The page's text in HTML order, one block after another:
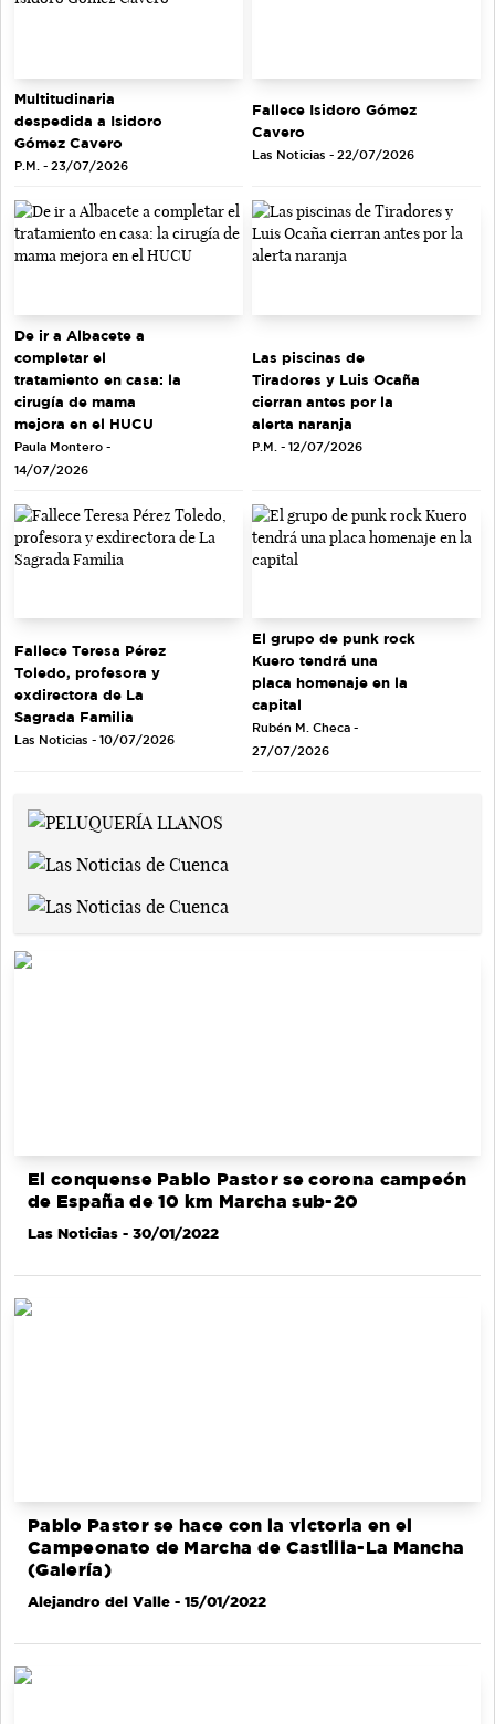
Multitudinaria
despedida a Isidoro
Gómez Cavero
P.M. - 23/07/2026
Fallece Isidoro Gómez
Cavero
Las Noticias - 22/07/2026
De ir a Albacete a
completar el
tratamiento en casa: la
cirugía de mama
mejora en el HUCU
Paula Montero -
14/07/2026
Las piscinas de
Tiradores y Luis Ocaña
cierran antes por la
alerta naranja
P.M. - 12/07/2026
Fallece Teresa Pérez
Toledo, profesora y
exdirectora de La
Sagrada Familia
Las Noticias - 10/07/2026
El grupo de punk rock
Kuero tendrá una
placa homenaje en la
capital
Rubén M. Checa -
27/07/2026
El conquense Pablo Pastor se corona campeón
de España de 10 km Marcha sub-20
Las Noticias - 30/01/2022
Pablo Pastor se hace con la victoria en el
Campeonato de Marcha de Castilla-La Mancha
(Galería)
Alejandro del Valle - 15/01/2022